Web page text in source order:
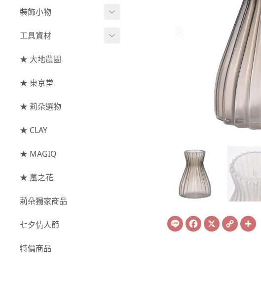
- 其他
玫瑰
大玫瑰
- 迷你玫瑰
- 庭園玫瑰
- 其他玫瑰
主花
菊花
-
蘭花⧸大理花
康乃馨
- 莉朵獨家水染
- 大地農園
索拉花(僅花頭)
原色
綜合花束
葉材⧸藤蔓
枝條
果實
小型花器
中大型花器
捧花架⧸吊架
藤圈⧸注連繩
提籃
裝飾小物
裝飾⧸擺飾
花插
工具資材
工具⧸型錄
資材
★ 大地農園
★ 東京堂
★ 莉朵選物
★ CLAY
★ MAGIQ
★ 葻之花
莉朵獨家商品
七夕情人節
特價商品
Line Facebook
X Copy
Link